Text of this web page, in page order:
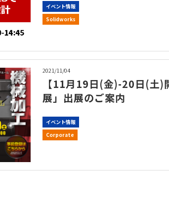
イベント情報
Solidworks
2021/11/04
【11月19日(金)-20日(土)
展」出展のご案内
イベント情報
Corporate